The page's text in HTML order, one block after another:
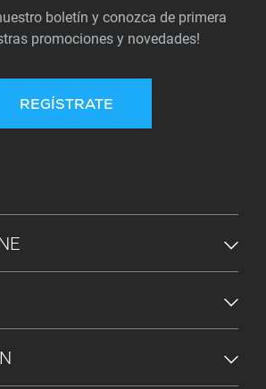
boletín y conozca de primera
promociones y novedades!
REGÍSTRATE
PÁGINA